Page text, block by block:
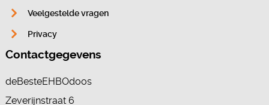
Veelgestelde vragen
Privacy
Contactgegevens
deBesteEHBOdoos
Zeverijnstraat 6